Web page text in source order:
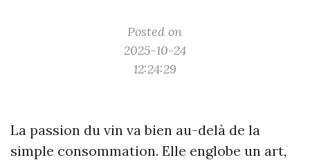
Posted on
2025-10-24
12:24:29
La passion du vin va bien au-delà de la
simple consommation. Elle englobe un art,